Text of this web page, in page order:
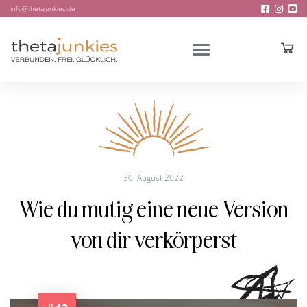
info@thetajunkies.de
30. August 2022
Wie du mutig eine neue Version
von dir verkörperst